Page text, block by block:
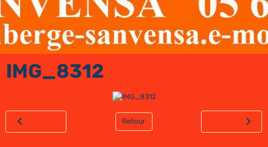
IMG_8312
Retour